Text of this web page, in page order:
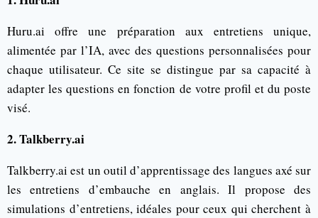
Huru.ai offre une préparation aux entretiens unique,
alimentée par l’IA, avec des questions personnalisées pour
chaque utilisateur. Ce site se distingue par sa capacité à
adapter les questions en fonction de votre profil et du poste
visé.
2. Talkberry.ai
Talkberry.ai est un outil d’apprentissage des langues axé sur
les entretiens d’embauche en anglais. Il propose des
simulations d’entretiens, idéales pour ceux qui cherchent à